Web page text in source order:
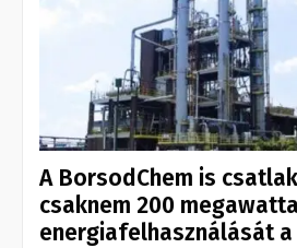
A BorsodChem is
csaknem 200
energiafelhasználását a